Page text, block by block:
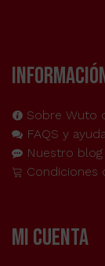
Sobre Wuto
FAQS y
Nuestro blog
Condiciones
MI CUENTA